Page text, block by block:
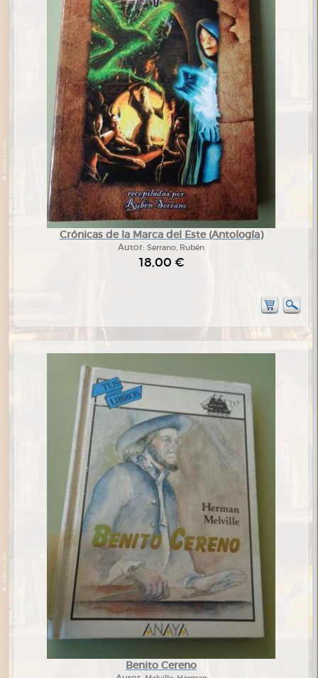
Crónicas de la Marca del Este (Antología)
Autor: Serrano, Rubén
18,00 €
Benito Cereno